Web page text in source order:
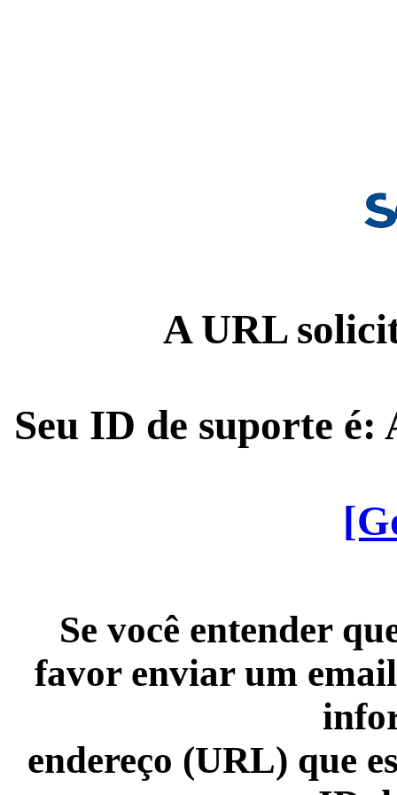
A URL
Seu ID de suporte é:
Se você entender
favor enviar um
endereço (URL) que